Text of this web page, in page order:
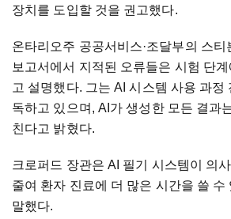
장치를 도입할 것을 권고했다.
온타리오주 공공서비스·조달부의 스
보고서에서 지적된 오류들은 시험 단
고 설명했다. 그는 AI 시스템 사용 과정
독하고 있으며, AI가 생성한 모든 결과
친다고 밝혔다.
크로퍼드 장관은 AI 필기 시스템이 의
줄여 환자 진료에 더 많은 시간을 쓸 수
말했다.